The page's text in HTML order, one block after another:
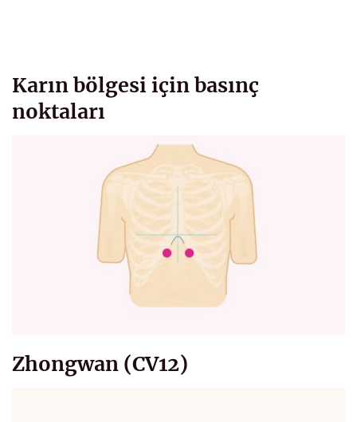
Karın bölgesi için basınç
noktaları
Zhongwan (CV12)